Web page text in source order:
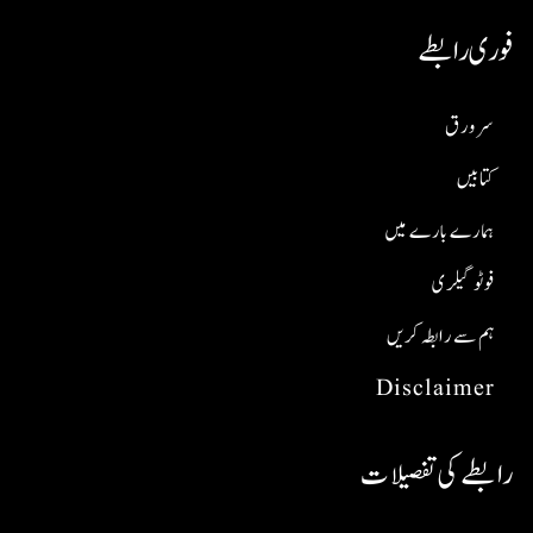
فوری رابطے
Disclaimer
ہم سے رابطہ کریں
فوٹو گیلری
ہمارے بارے میں
کتابیں
سر ورق
رابطے کی تفصیلات